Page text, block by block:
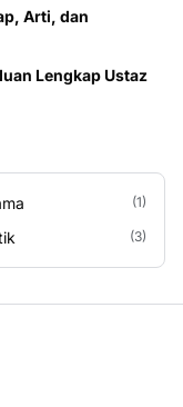
Arti, dan
Lengkap Ustaz
(1)
(3)